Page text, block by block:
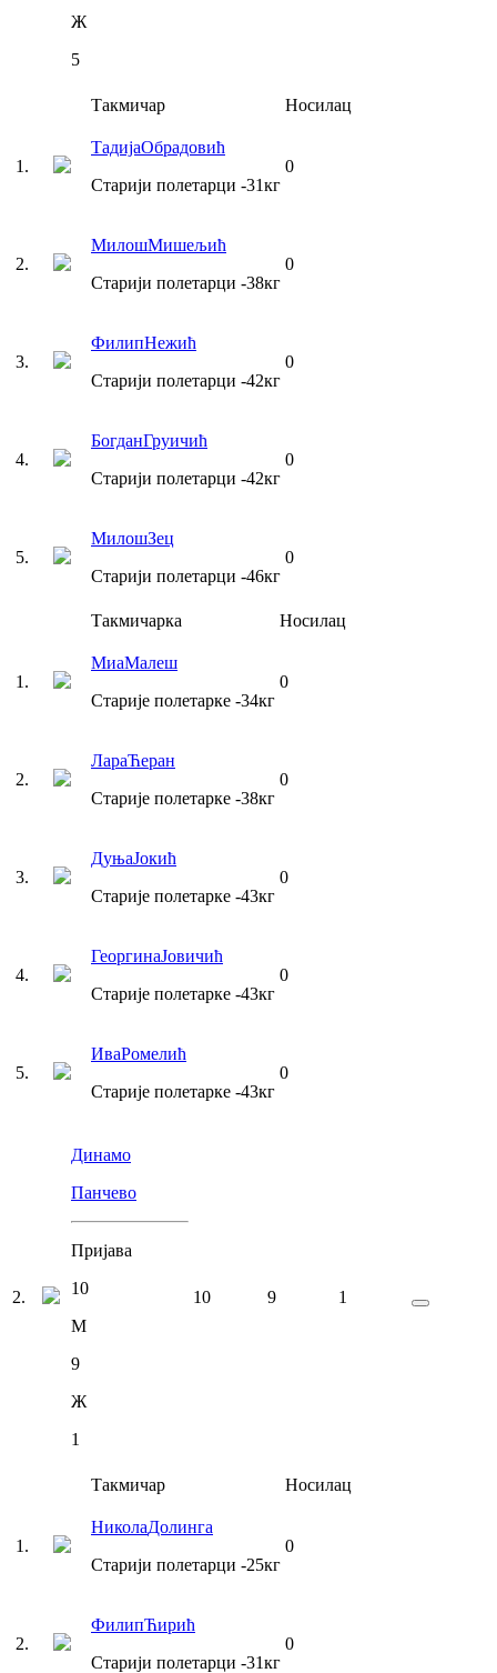
Ж
5
Такмичар Носилац
1 .
ТадијаОбрадовић
Старији полетарци -31кг
0
2.
МилошМишељић
Старији полетарци -38кг
0
3.
ФилипНежић
Старији полетарци -42кг
0
4.
БогданГруичић
Старији полетарци -42кг
0
5.
МилошЗец
Старији полетарци -46кг
0
Такмичарка Носилац
1 .
МиаМалеш
Старије полетарке -34кг
0
2.
ЛараЋеран
Старије полетарке -38кг
0
3.
ДуњаЈокић
Старије полетарке -43кг
0
4.
ГеоргинаЈовичић
Старије полетарке -43кг
0
5.
ИваРомелић
Старије полетарке -43кг
0
2.
Динамо
Панчево
Пријава
10
М
9
Ж
1
10 9 1
Такмичар Носилац
1 .
НиколаДолинга
Старији полетарци -25кг
0
2.
ФилипЋирић
Старији полетарци -31кг
0